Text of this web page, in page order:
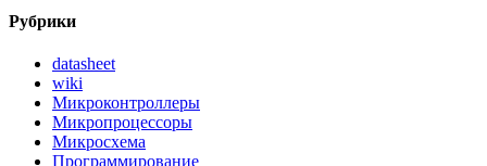
Рубрики
datasheet
wiki
Микроконтроллеры
Микропроцессоры
Микросхема
Программирование